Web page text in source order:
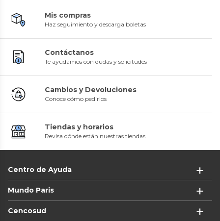
Mis compras
Haz seguimiento y descarga boletas
Contáctanos
Te ayudamos con dudas y solicitudes
Cambios y Devoluciones
Conoce cómo pedirlos
Tiendas y horarios
Revisa dónde están nuestras tiendas
Centro de Ayuda
Mundo Paris
Cencosud